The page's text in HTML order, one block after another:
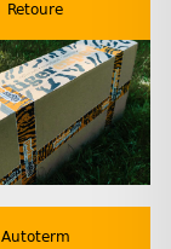
Retoure
Autoterm